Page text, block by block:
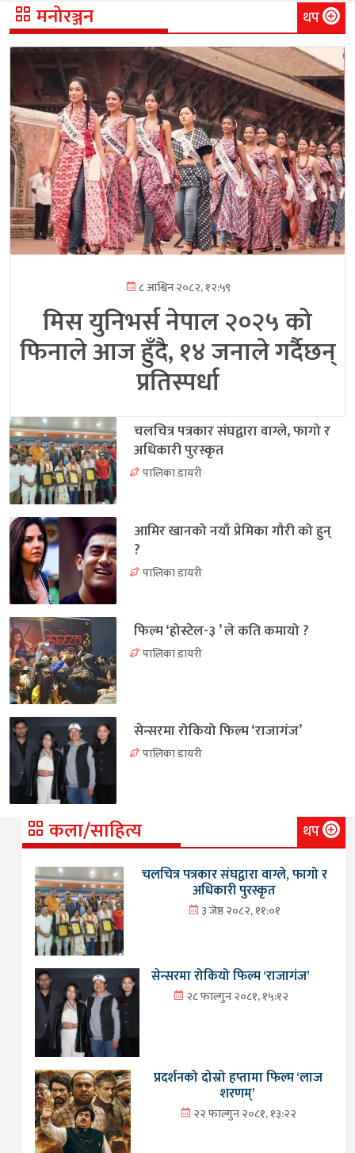
मनोरञ्जन थप
८ आश्विन २०८२, १२:५९
मिस युनिभर्स नेपाल २०२५ को
फिनाले आज हुँदै, १४ जनाले गर्दैछन्
प्रतिस्पर्धा
चलचित्र पत्रकार संघद्वारा वाग्ले, फागो र
अधिकारी पुरस्कृत
पालिका डायरी
आमिर खानको नयाँ प्रेमिका गौरी को हुन्
?
पालिका डायरी
फिल्म ‘होस्टेल-३ ’ ले कति कमायो ?
पालिका डायरी
सेन्सरमा रोकियो फिल्म ‘राजागंज’
पालिका डायरी
कला/साहित्य थप
चलचित्र पत्रकार संघद्वारा वाग्ले, फागो र
अधिकारी पुरस्कृत
३ जेष्ठ २०८२, ११:०१
सेन्सरमा रोकियो फिल्म ‘राजागंज’
२८ फाल्गुन २०८१, १५:१२
प्रदर्शनको दोस्रो हप्तामा फिल्म ‘लाज
शरणम्’
२२ फाल्गुन २०८१, १३:२२